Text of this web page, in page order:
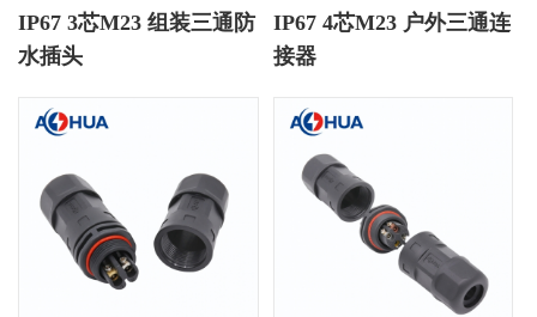
IP67 3芯M23 组装三通防
水插头
IP67 4芯M23 户外三通连
接器